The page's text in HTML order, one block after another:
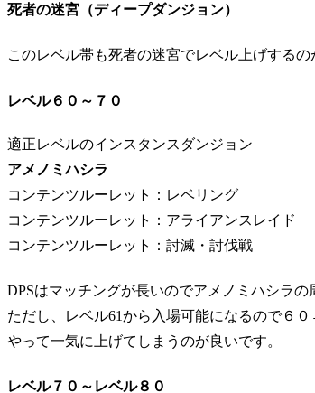
死者の迷宮（ディープダンジョン）
このレベル帯も死者の迷宮でレベル上げするの
レベル６０～７０
適正レベルのインスタンスダンジョン
アメノミハシラ
コンテンツルーレット：レベリング
コンテンツルーレット：アライアンスレイド
コンテンツルーレット：討滅・討伐戦
DPSはマッチングが長いのでアメノミハシラの
ただし、レベル61から入場可能になるので６
やって一気に上げてしまうのが良いです。
レベル７０～レベル８０